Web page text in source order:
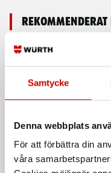
Samtycke
Denna webbplats
För att förbättra din
våraArbetshandske